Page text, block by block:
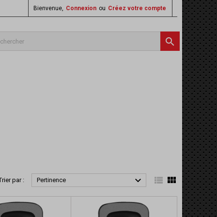
Bienvenue, Connexion ou Créez votre compte

par : Pertinence   